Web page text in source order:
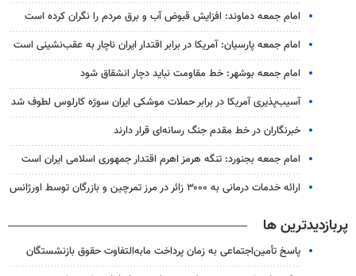
امام جمعه دماوند: افزایش قبوض آب و برق مردم را نگران کرده است
امام جمعه پارسیان: آمریکا در برابر اقتدار ایران ناچار به عقب‌نشینی است
امام جمعه بوشهر: خط مقاومت نباید دچار انشقاق شود
آسیب‌پذیری آمریکا در برابر حملات موشکی ایران سوژه کارلوس لطوف شد
خبرنگاران در خط مقدم جنگ رسانه‌ای قرار دارند
امام جمعه بجنورد: تنگه هرمز اهرم اقتدار جمهوری اسلامی ایران است
ارائه خدمات درمانی به ۳۰۰۰ زائر در مرز تمرچین و بازرگان توسط اورژانس
پربازدیدترین ها
پاسخ تأمین‌اجتماعی به زمان پرداخت مابه‌التفاوت حقوق بازنشستگان